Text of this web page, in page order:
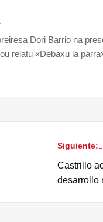
Dori Barrio na
relatu «Debaxu la
Siguiente:
Castrillo
desarrollo